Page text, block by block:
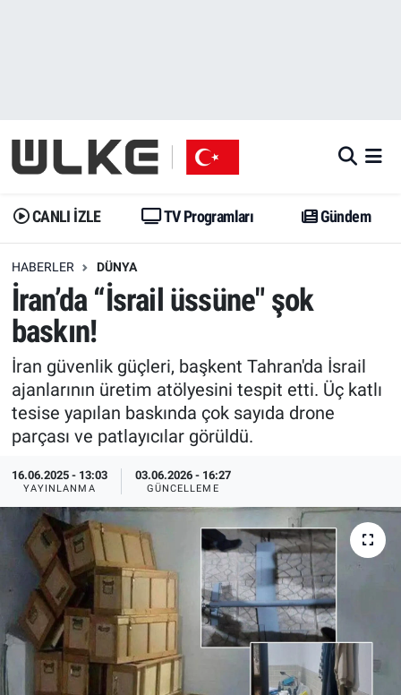
CANLI İZLE TV Programları Gündem
HABERLER DÜNYA
İran’da “İsrail üssüne" şok
baskın!
İran güvenlik güçleri, başkent Tahran'da İsrail
ajanlarının üretim atölyesini tespit etti. Üç katlı
tesise yapılan baskında çok sayıda drone
parçası ve patlayıcılar görüldü.
16.06.2025 - 13:03
YAYINLANMA
03.06.2026 - 16:27
GÜNCELLEME
Gündem
Dünya
Erişim Bilgileri
Ekonomi
Trend
Özel Haberler
Yazarlar
Gündem
Trend
Erişim Bilgileri
Spor
Ekonomi
Dünya
Medya
Özel Haberler
Kadın
Erişim Bilgileri
Sağlık
İstanbul Namaz Vakitleri
Trafik Durumu
Erişim Bilgileri
Tüm Manşetler
Son Dakika Haberleri
Haber Arşivi